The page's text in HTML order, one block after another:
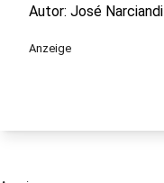
Autor: José Narciandi
Anzeige